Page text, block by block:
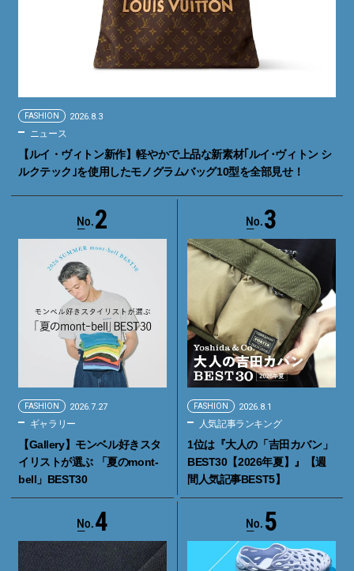
FASHION 2026.8.3
ニュース
【ルイ・ヴィトン新作】軽やかで上品な新素材｢ルイ･ヴィトン シ
ルクテック｣を使用したモノグラムバッグ10型を全部見せ！
2
FASHION 2026.7.27
ギャラリー
【Gallery】モンベル好きスタ
イリストが選ぶ 「夏のmont-
bell」BEST30
3
FASHION 2026.8.1
人気記事ランキング
1位は『大人の「吉田カバン」
BEST30【2026年夏】』【週
間人気記事BEST5】
4 5